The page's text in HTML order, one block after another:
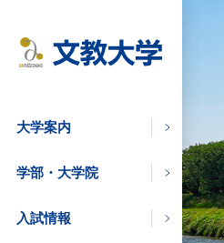
大学案内
学部・大学院
入試情報